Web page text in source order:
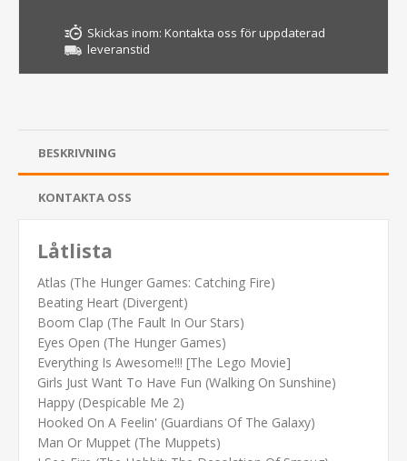
Skickas inom: Kontakta oss för uppdaterad
leveranstid
BESKRIVNING
KONTAKTA OSS
Låtlista
Atlas (The Hunger Games: Catching Fire)
Beating Heart (Divergent)
Boom Clap (The Fault In Our Stars)
Eyes Open (The Hunger Games)
Everything Is Awesome!!! [The Lego Movie]
Girls Just Want To Have Fun (Walking On Sunshine)
Happy (Despicable Me 2)
Hooked On A Feelin' (Guardians Of The Galaxy)
Man Or Muppet (The Muppets)